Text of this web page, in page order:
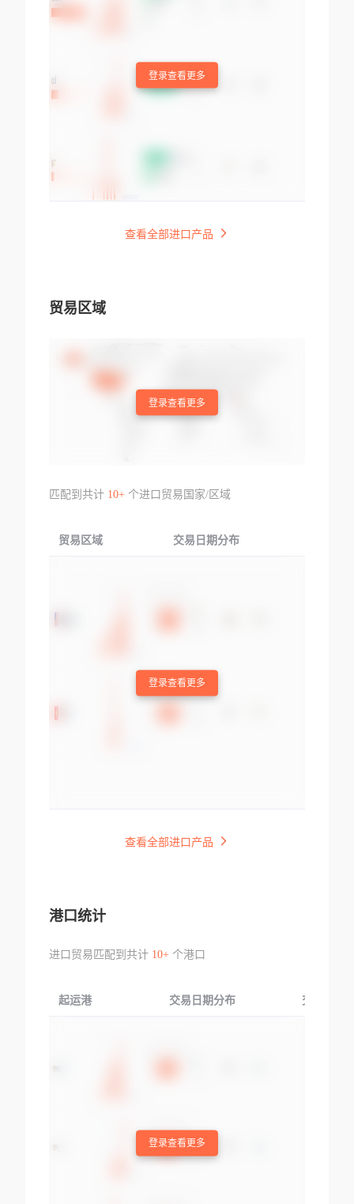
登录查看更多
查看全部进口产品
贸易区域
登录查看更多
匹配到共计 10+个进口贸易国家/区域
贸易区域 交易日期分布
登录查看更多
查看全部进口产品
港口统计
进口贸易匹配到共计 10+个港口
起运港 交易日期分布 交易产品
登录查看更多